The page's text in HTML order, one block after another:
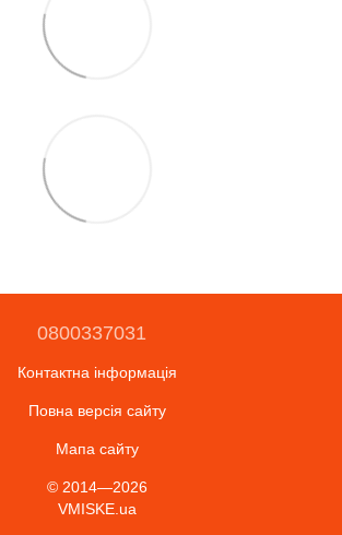
0800337031
Контактна інформація
Повна версія сайту
Мапа сайту
© 2014—2026
VMISKE.ua